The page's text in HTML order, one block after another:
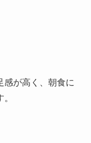
感が高く、朝食に